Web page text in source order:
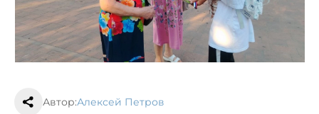
Автор:Алексей Петров